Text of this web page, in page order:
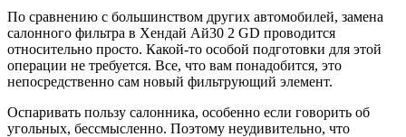
По сравнению с большинством других автомобилей, замена
салонного фильтра в Хендай Ай30 2 GD проводится
относительно просто. Какой-то особой подготовки для этой
операции не требуется. Все, что вам понадобится, это
непосредственно сам новый фильтрующий элемент.
Оспаривать пользу салонника, особенно если говорить об
угольных, бессмысленно. Поэтому неудивительно, что